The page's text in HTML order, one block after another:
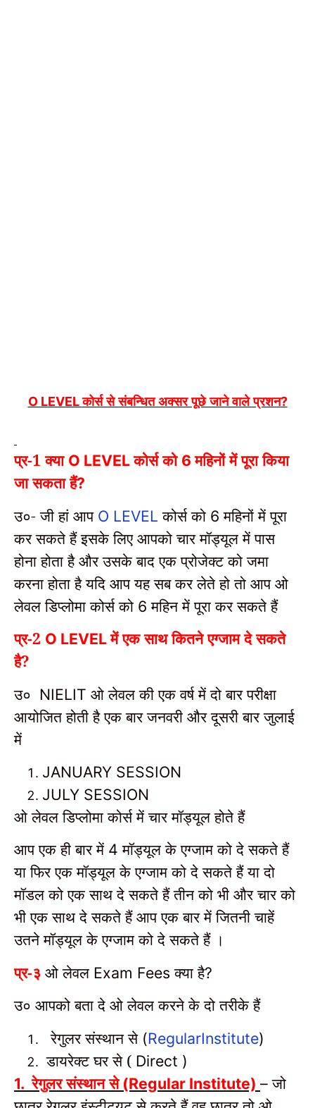
O LEVELकोर्स से संबन्धित अक्सर पूछे जाने वाले प्रशन?
प्र-1 क्या O LEVELकोर्स को 6महिनों में पूरा किया
जा सकता हैं?
उ०- जी हां आप O LEVELकोर्स को 6महिनों में पूरा
कर सकते हैं इसके लिए आपको चार मॉड्यूल में पास
होना होता है और उसके बाद एक प्रोजेक्ट को जमा
करना होता है यदि आप यह सब कर लेते हो तो आप ओ
लेवल डिप्लोमा कोर्स को 6महिन में पूरा कर सकते हैं
प्र-2 O LEVELमें एक साथ कितने एग्जाम दे सकते
है?
उ० NIELIT ओ लेवल की एक वर्ष में दो बार परीक्षा
आयोजित होती है एक बार जनवरी और दूसरी बार जुलाई
में
JANUARY SESSION
JULY SESSION
ओ लेवल डिप्लोमा कोर्स में चार मॉड्यूल होते हैं
आप एक ही बार में 4मॉड्यूल के एग्जाम को दे सकते हैं
या फिर एक मॉड्यूल के एग्जाम को दे सकते हैं या दो
मॉडल को एक साथ दे सकते हैं तीन को भी और चार को
भी एक साथ दे सकते हैं आप एक बार में जितनी चाहें
उतने मॉड्यूल के एग्जाम को दे सकते हैं ।
प्र-३ ओ लेवल Exam Fees क्या है?
उ० आपको बता दे ओ लेवल करने के दो तरीके हैं
रेगुलर संस्थान से(RegularInstitute)
डायरेक्ट घर से ( Direct )
1.रेगुलर संस्थान से(Regular Institute) –जो